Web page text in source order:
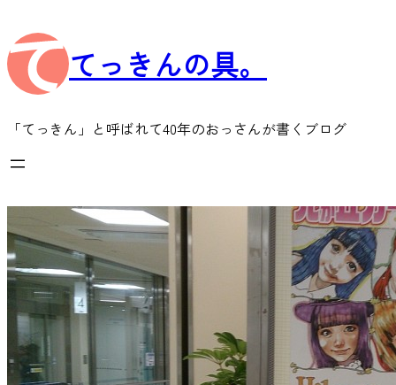
容
を
ス
ッ
てっきんの具。
「てっきん」と呼ばれて40年のおっさんが書くブログ